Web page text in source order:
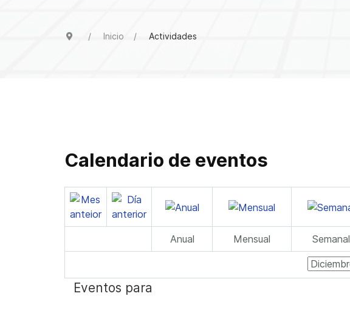
Inicio Actividades
Calendario de eventos
Anual Mensual Semanal
Eventos para